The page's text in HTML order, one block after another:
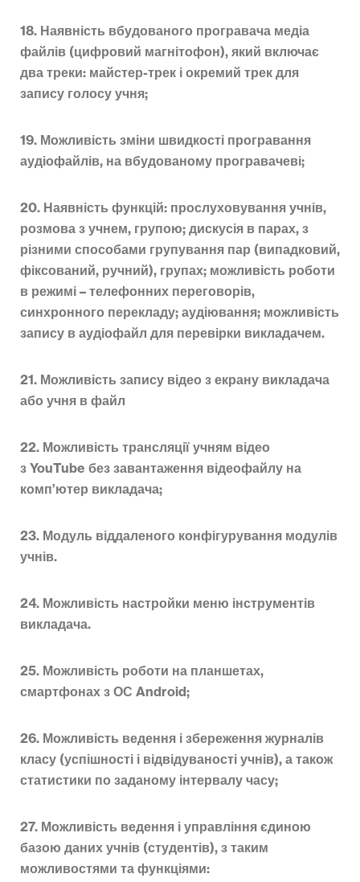
18. Наявність вбудованого програвача медіа
файлів (цифровий магнітофон), який включає
два треки: майстер-трек і окремий трек для
запису голосу учня;
19. Можливість зміни швидкості програвання
аудіофайлів, на вбудованому програвачеві;
20. Наявність функцій: прослуховування учнів,
розмова з учнем, групою; дискусія в парах, з
різними способами групування пар (випадковий,
фіксований, ручний), групах; можливість роботи
в режимі – телефонних переговорів,
синхронного перекладу; аудіювання; можливість
запису в аудіофайл для перевірки викладачем.
21. Можливість запису відео з екрану викладача
або учня в файл
22. Можливість трансляції учням відео
з YouTube без завантаження відеофайлу на
комп’ютер викладача;
23. Модуль віддаленого конфігурування модулів
учнів.
24. Можливість настройки меню інструментів
викладача.
25. Можливість роботи на планшетах,
смартфонах з ОС Android;
26. Можливість ведення і збереження журналів
класу (успішності і відвідуваності учнів), а також
статистики по заданому інтервалу часу;
27. Можливість ведення і управління єдиною
базою даних учнів (студентів), з таким
можливостями та функціями: